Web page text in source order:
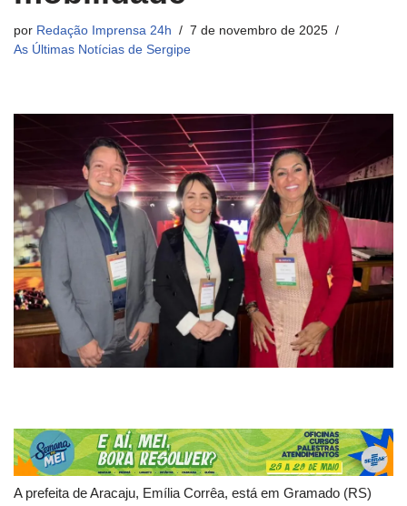
por Redação Imprensa 24h
7 de novembro de 2025
As Últimas Notícias de Sergipe
A prefeita de Aracaju, Emília Corrêa, está em Gramado (RS)